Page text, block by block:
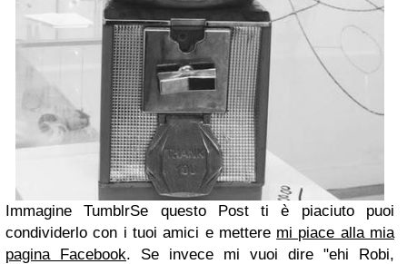
Immagine TumblrSe questo Post ti è piaciuto puoi
condividerlo con i tuoi amici e mettere mi piace alla mia
pagina Facebook. Se invece mi vuoi dire "ehi Robi,